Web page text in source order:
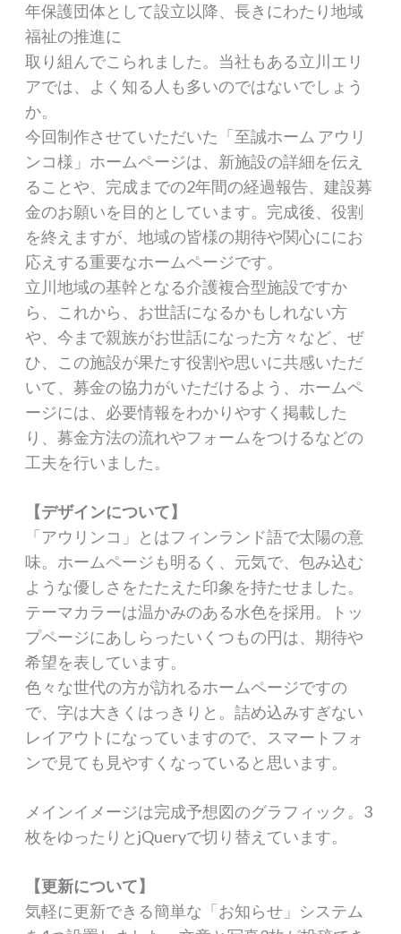
年保護団体として設立以降、長きにわたり地域
福祉の推進に
取り組んでこられました。当社もある立川エリ
アでは、よく知る人も多いのではないでしょう
か。
今回制作させていただいた「至誠ホーム アウリ
ンコ様」ホームページは、新施設の詳細を伝え
ることや、完成までの2年間の経過報告、建設募
金のお願いを目的としています。完成後、役割
を終えますが、地域の皆様の期待や関心ににお
応えする重要なホームページです。
立川地域の基幹となる介護複合型施設ですか
ら、これから、お世話になるかもしれない方
や、今まで親族がお世話になった方々など、ぜ
ひ、この施設が果たす役割や思いに共感いただ
いて、募金の協力がいただけるよう、ホームペ
ージには、必要情報をわかりやすく掲載した
り、募金方法の流れやフォームをつけるなどの
工夫を行いました。
【デザインについて】
「アウリンコ」とはフィンランド語で太陽の意
味。ホームページも明るく、元気で、包み込む
ような優しさをたたえた印象を持たせました。
テーマカラーは温かみのある水色を採用。トッ
プページにあしらったいくつもの円は、期待や
希望を表しています。
色々な世代の方が訪れるホームページですの
で、字は大きくはっきりと。詰め込みすぎない
レイアウトになっていますので、スマートフォ
ンで見ても見やすくなっていると思います。
メインイメージは完成予想図のグラフィック。3
枚をゆったりとjQueryで切り替えています。
【更新について】
気軽に更新できる簡単な「お知らせ」システム